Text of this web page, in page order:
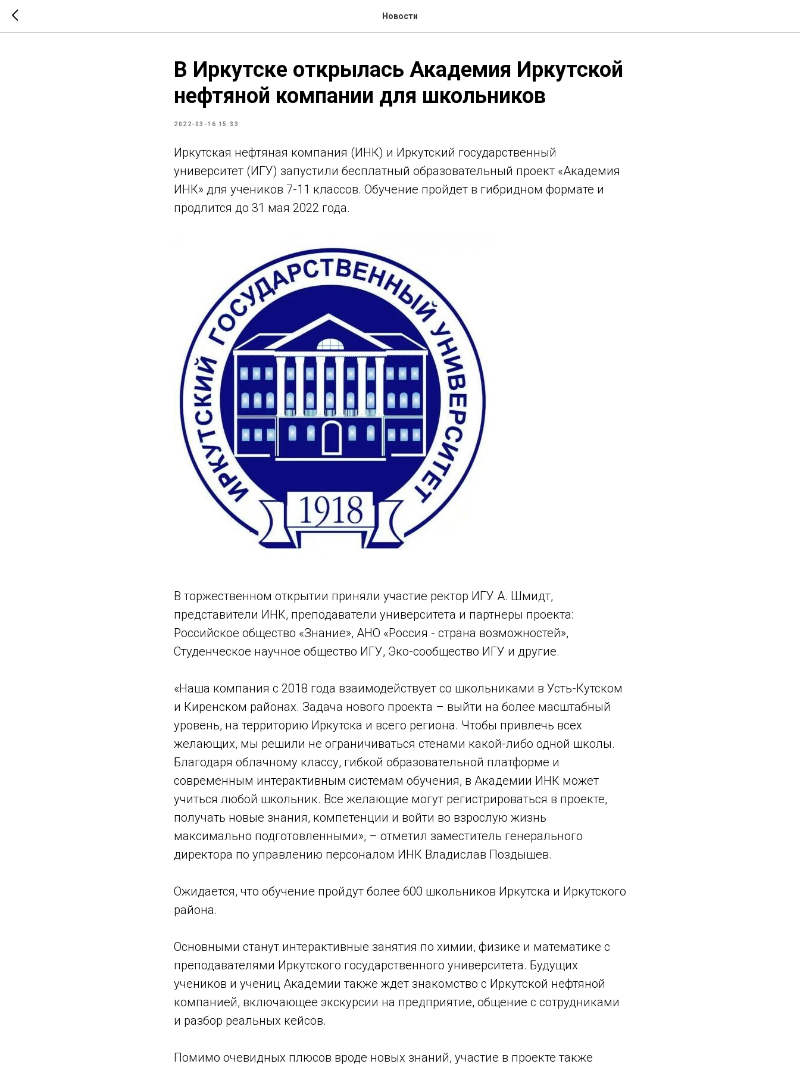
Новости
В Иркутске открылась Академия Иркутской
нефтяной компании для школьников
2022-03-16 15:33
Иркутская нефтяная компания (ИНК) и Иркутский государственный
университет (ИГУ) запустили бесплатный образовательный проект «Академия
ИНК» для учеников 7-11 классов. Обучение пройдет в гибридном формате и
продлится до 31 мая 2022 года.
В торжественном открытии приняли участие ректор ИГУ А. Шмидт,
представители ИНК, преподаватели университета и партнеры проекта:
Российское общество «Знание», АНО «Россия - страна возможностей»,
Студенческое научное общество ИГУ, Эко-сообщество ИГУ и другие.
«Наша компания с 2018 года взаимодействует со школьниками в Усть-Кутском
и Киренском районах. Задача нового проекта – выйти на более масштабный
уровень, на территорию Иркутска и всего региона. Чтобы привлечь всех
желающих, мы решили не ограничиваться стенами какой-либо одной школы.
Благодаря облачному классу, гибкой образовательной платформе и
современным интерактивным системам обучения, в Академии ИНК может
учиться любой школьник. Все желающие могут регистрироваться в проекте,
получать новые знания, компетенции и войти во взрослую жизнь
максимально подготовленными», – отметил заместитель генерального
директора по управлению персоналом ИНК Владислав Поздышев.
Ожидается, что обучение пройдут более 600 школьников Иркутска и Иркутского
района.
Основными станут интерактивные занятия по химии, физике и математике с
преподавателями Иркутского государственного университета. Будущих
учеников и учениц Академии также ждет знакомство с Иркутской нефтяной
компанией, включающее экскурсии на предприятие, общение с сотрудниками
и разбор реальных кейсов.
Помимо очевидных плюсов вроде новых знаний, участие в проекте также